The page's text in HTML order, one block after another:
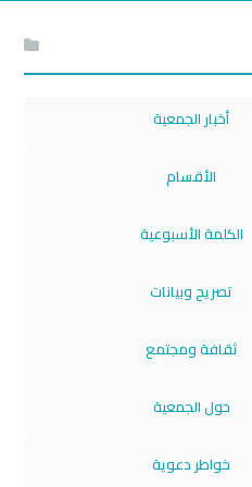
أخبار الجمعية
الأقسام
الكلمة الأسبوعية
تصريح وبيانات
ثقافة ومجتمع
حول الجمعية
خواطر دعوية